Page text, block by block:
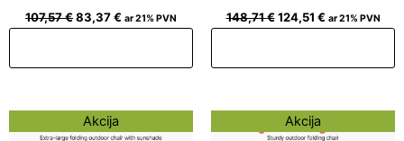
107,57€83,37€ ar 21% PVN
148,71€ 124,51 € ar 21% PVN
Akcija
Original
price
price
Akcija
Original
price
price